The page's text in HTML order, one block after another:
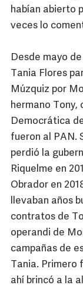
habían abierto
veces lo
Desde mayo
Tania Flores
Múzquiz por
hermano Tony,
Democrática
fueron al PAN.
perdió la
Riquelme en
Obrador en
llevaban años
contratos de
operandi de
campañas de
Tania. Primero
ahí brincó a la